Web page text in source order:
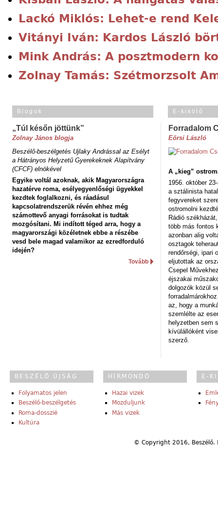
Lackó Miklós: Lehet-e rend
Vitányi Iván: Kardos László
Mink András: A posztmodern
Zolnay Tamás: Szétmorzsolt
Blogok
„Túl későn jöttünk”
Zolnay János blogja
Beszélő-beszélgetés Ujlaky Andrással az Esélyt
a Hátrányos Helyzetű Gyerekeknek Alapítvány
(CFCF) elnökével
Egyike voltál azoknak, akik Magyarországra
hazatérve roma, esélyegyenlőségi ügyekkel
kezdtek foglalkozni, és ráadásul
kapcsolatrendszerük révén ehhez még
számottevő anyagi forrásokat is tudtak
mozgósítani. Mi indított téged arra, hogy a
magyarországi közéletnek ebbe a részébe
vesd bele magad valamikor az ezredforduló
idején?
Tovább
E-kikötő
Forradalom
Eörsi László
A „kieg”
1956. október
a sztálinista
fegyvereket
ostromolni
Rádió
több más fontos
azonban alig
osztagok
rendőrségi, ipari
eljutottak az
Csepel
éjszakai
dolgozók közül
az, hogy a
szemlélte az
helyzetben sem
kívülállóként
szerző.
BESZÉLŐ ÚJSÁG
Folyamatos jelen
Beszélő-beszélgetés
Roma-dosszié
Kultúra
HÍRMONDÓ
Hazai vizek
Mozduljunk
Más vizek
E-
© Copyright 2016,